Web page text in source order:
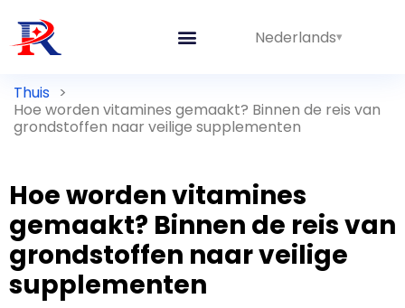
Nederlands
Thuis >
Hoe worden vitamines gemaakt? Binnen de reis van
grondstoffen naar veilige supplementen
Hoe worden vitamines
gemaakt? Binnen de reis van
grondstoffen naar veilige
supplementen